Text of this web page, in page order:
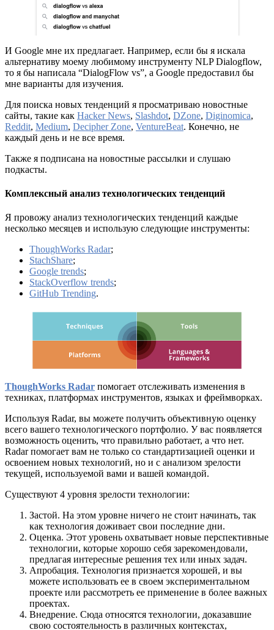
И Google мне их предлагает. Например, если бы я искала
альтернативу моему любимому инструменту NLP Dialogflow,
то я бы написала “DialogFlow vs”, а Google предоставил бы
мне варианты для изучения.
Для поиска новых тенденций я просматриваю новостные
сайты, такие как Hacker News, Slashdot, DZone, Diginomica,
Reddit, Medium, Decipher Zone, VentureBeat. Конечно, не
каждый день и не все время.
Также я подписана на новостные рассылки и слушаю
подкасты.
Комплексный анализ технологических тенденций
Я провожу анализ технологических тенденций каждые
несколько месяцев и использую следующие инструменты:
ThoughWorks Radar;
StachShare;
Google trends;
StackOverflow trends;
GitHub Trending.
ThoughWorks Radar помогает отслеживать изменения в
техниках, платформах инструментов, языках и фреймворках.
Используя Radar, вы можете получить объективную оценку
всего вашего технологического портфолио. У вас появляется
возможность оценить, что правильно работает, а что нет.
Radar помогает вам не только со стандартизацией оценки и
освоением новых технологий, но и с анализом зрелости
текущей, используемой вами и вашей командой.
Существуют 4 уровня зрелости технологии:
Застой. На этом уровне ничего не стоит начинать, так
как технология доживает свои последние дни.
Оценка. Этот уровень охватывает новые перспективные
технологии, которые хорошо себя зарекомендовали,
предлагая интересные решения тех или иных задач.
Апробация. Технология признается хорошей, и вы
можете использовать ее в своем экспериментальном
проекте или рассмотреть ее применение в более важных
проектах.
Внедрение. Сюда относятся технологии, доказавшие
свою состоятельность в различных контекстах,